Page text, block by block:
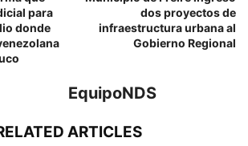
para
donde
dos proyectos de
infraestructura urbana al
Gobierno Regional
EquipoNDS
ARTICLES